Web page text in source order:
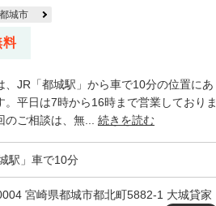
都城市
料
、JR「都城駅」から車で10分の位置にあ
。平日は7時から16時まで営業しておりま
のご相談は、無... 続きを読む
駅」車で10分
宮崎県都城市都北町5882-1 大城貸家